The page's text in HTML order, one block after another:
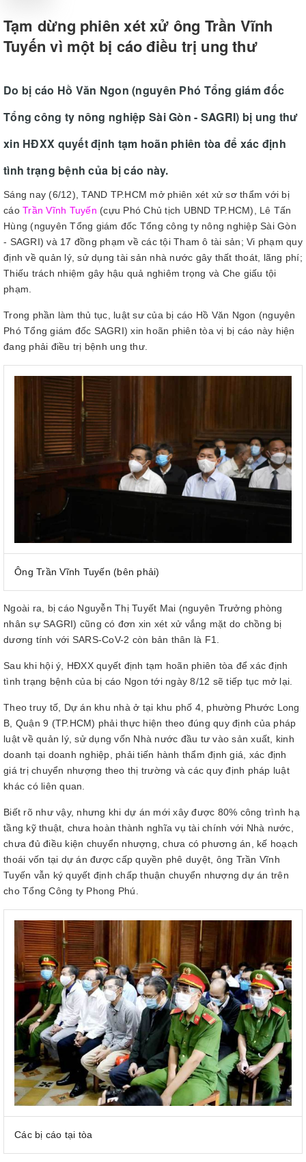
Tạm dừng phiên xét xử ông Trần Vĩnh
Tuyến vì một bị cáo điều trị ung thư
Do bị cáo Hồ Văn Ngon (nguyên Phó Tổng giám đốc
Tổng công ty nông nghiệp Sài Gòn - SAGRI) bị ung thư
xin HĐXX quyết định tạm hoãn phiên tòa để xác định
tình trạng bệnh của bị cáo này.
Sáng nay (6/12), TAND TP.HCM mở phiên xét xử sơ thẩm với bị
cáo Trần Vĩnh Tuyến (cựu Phó Chủ tịch UBND TP.HCM), Lê Tấn
Hùng (nguyên Tổng giám đốc Tổng công ty nông nghiệp Sài Gòn
- SAGRI) và 17 đồng phạm về các tội Tham ô tài sản; Vi phạm quy
định về quản lý, sử dụng tài sản nhà nước gây thất thoát, lãng phí;
Thiếu trách nhiệm gây hậu quả nghiêm trọng và Che giấu tội
phạm.
Trong phần làm thủ tục, luật sư của bị cáo Hồ Văn Ngon (nguyên
Phó Tổng giám đốc SAGRI) xin hoãn phiên tòa vị bị cáo này hiện
đang phải điều trị bệnh ung thư.
Ông Trần Vĩnh Tuyến (bên phải)
Ngoài ra, bị cáo Nguyễn Thị Tuyết Mai (nguyên Trưởng phòng
nhân sự SAGRI) cũng có đơn xin xét xử vắng mặt do chồng bị
dương tính với SARS-CoV-2 còn bản thân là F1.
Sau khi hội ý, HĐXX quyết định tạm hoãn phiên tòa để xác định
tình trạng bệnh của bị cáo Ngon tới ngày 8/12 sẽ tiếp tục mở lại.
Theo truy tố, Dự án khu nhà ở tại khu phố 4, phường Phước Long
B, Quận 9 (TP.HCM) phải thực hiện theo đúng quy định của pháp
luật về quản lý, sử dụng vốn Nhà nước đầu tư vào sản xuất, kinh
doanh tại doanh nghiệp, phải tiến hành thẩm định giá, xác định
giá trị chuyển nhượng theo thị trường và các quy định pháp luật
khác có liên quan.
Biết rõ như vậy, nhưng khi dự án mới xây được 80% công trình hạ
tầng kỹ thuật, chưa hoàn thành nghĩa vụ tài chính với Nhà nước,
chưa đủ điều kiện chuyển nhượng, chưa có phương án, kế hoạch
thoái vốn tại dự án được cấp quyền phê duyệt, ông Trần Vĩnh
Tuyến vẫn ký quyết định chấp thuận chuyển nhượng dự án trên
cho Tổng Công ty Phong Phú.
Các bị cáo tại tòa